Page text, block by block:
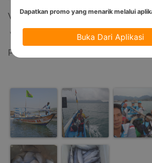
Video
Video Tidak Tersedia
Photos
Dapatkan promo yang menarik melalui
Buka Dari Aplikasi